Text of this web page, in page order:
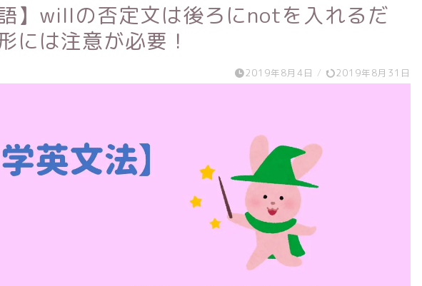
語】willの否定文は後ろにnotを入れるだ
には注意が必要！
2019年8月4日 / 2019年8月31日